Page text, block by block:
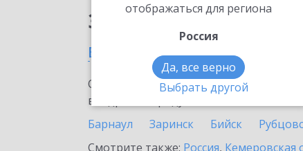
отображаться для региона
Россия
Да, все верно
Выбрать другой
Заказать ИТС
в Алтайском крае
Ознакомьтесь с информационными
внедрение продукта.
Барнаул
Заринск Бийск
Смотрите также: Россия, Кемеровская